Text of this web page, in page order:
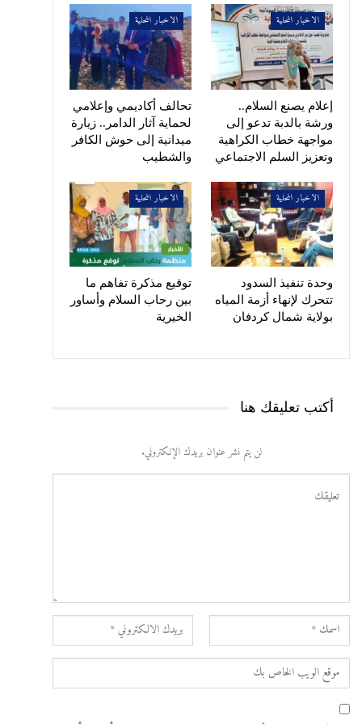
الاخبار المحلية
إعلام يصنع السلام..
ورشة بالدبة تدعو إلى
مواجهة خطاب الكراهية
وتعزيز السلم الاجتماعي
الاخبار المحلية
تحالف أكاديمي وإعلامي
لحماية آثار الدامر.. زيارة
ميدانية إلى حوش الكافر
والشطيب
الاخبار المحلية
وحدة تنفيذ السدود
تتحرك لإنهاء أزمة المياه
بولاية شمال كردفان
الاخبار المحلية
توقيع مذكرة تفاهم ما
بين رحاب السلام وأساور
الخيرية
أكتب تعليقك هنا
لن يتم نشر عنوان بريدك الإلكتروني.